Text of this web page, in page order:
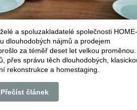
a spoluzakladatelé společnosti HOME-
dlouhodobých nájmů a prodejem
za téměř deset let velkou proměnou.
přes správu těch dlouhodobých,
rekonstrukce a homestaging.
Přečíst článek